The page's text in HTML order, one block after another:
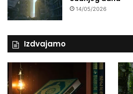
14/05/2026
Izdvajamo